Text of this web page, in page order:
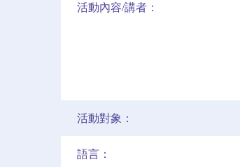
活動內容/講者：
活動對象：
語言：